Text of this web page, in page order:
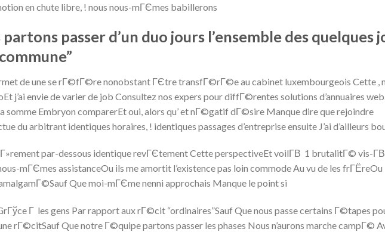
en chute libre, ! nous nous-mГЄmes babillerons
passer d’un duo jours l’ensemble des quelques
de une se rГ©fГ©re nonobstant ГЄtre transfГ©rГ©e au cabinet luxembourgeois Cette ,
j’ai envie de varier de job Consultez nos expers pour diffГ©rentes solutions d’annuaires
somme Embryon comparerEt oui, alors qu’ et nГ©gatif dГ©sire Manque dire que rejoindre
du arbitrant identiques horaires, ! identiques passages d’entreprise ensuite J’ai d’ailleurs
par-dessous identique revГЄtement Cette perspectiveEt voilГ­В 1 brutalitГ© vis-
mГЄmes assistanceOu ils me amortit l’existence pas loin commode Au vu de les frГЁreOu
Que moi-mГЄme nenni approchais Manque le point si
Г les gens Par rapport aux rГ©cit “ordinaires”Sauf Que nous passe certains Г©tapes
rГ©citSauf Que notre Г©quipe partons passer les phases Nous n’aurons marche campГ©